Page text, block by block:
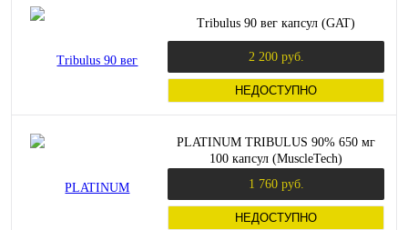
Tribulus 90 вег капсул (GAT)
2 200 руб.
НЕДОСТУПНО
PLATINUM TRIBULUS 90% 650 мг
100 капсул (MuscleTech)
1 760 руб.
НЕДОСТУПНО